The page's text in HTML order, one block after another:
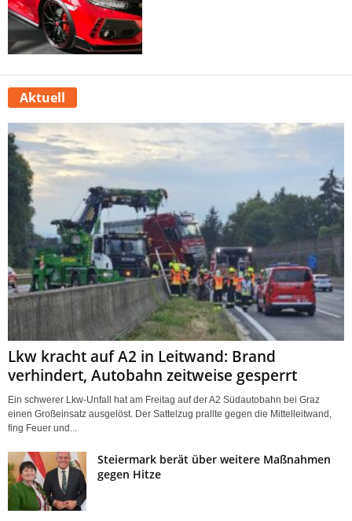
Aktuell
Lkw kracht auf A2 in Leitwand: Brand
verhindert, Autobahn zeitweise gesperrt
Ein schwerer Lkw-Unfall hat am Freitag auf der A2 Südautobahn bei Graz
einen Großeinsatz ausgelöst. Der Sattelzug prallte gegen die Mittelleitwand,
fing Feuer und...
Steiermark berät über weitere Maßnahmen
gegen Hitze